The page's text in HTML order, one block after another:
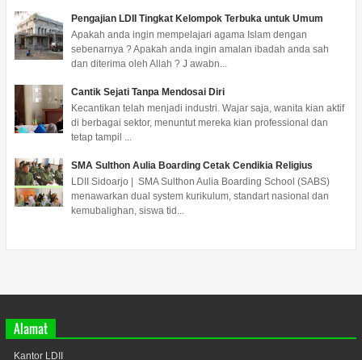
Pengajian LDII Tingkat Kelompok Terbuka untuk Umum
Apakah anda ingin mempelajari agama Islam dengan
sebenarnya ? Apakah anda ingin amalan ibadah anda sah
dan diterima oleh Allah ? J awabn...
Cantik Sejati Tanpa Mendosai Diri
Kecantikan telah menjadi industri. Wajar saja, wanita kian aktif
di berbagai sektor, menuntut mereka kian professional dan
tetap tampil ...
SMA Sulthon Aulia Boarding Cetak Cendikia Religius
LDII Sidoarjo | SMA Sulthon Aulia Boarding School (SABS)
menawarkan dual system kurikulum, standart nasional dan
kemubalighan, siswa tid...
Alamat
Kantor LDII